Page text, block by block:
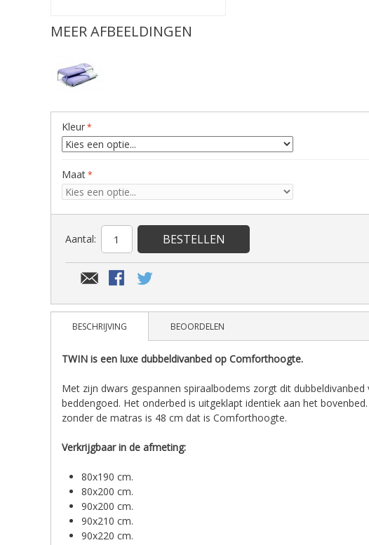
MEER AFBEELDINGEN
Kleur
Maat
Aantal: BESTELLEN
BESCHRIJVING BEOORDELEN
TWIN is een luxe dubbeldivanbed op Comforthoogte.
Met zijn dwars gespannen spiraalbodems zorgt dit
beddengoed. Het onderbed is uitgeklapt identiek aan het
zonder de matras is 48 cm dat is Comforthoogte.
Verkrijgbaar in de afmeting:
80x190 cm.
80x200 cm.
90x200 cm.
90x210 cm.
90x220 cm.